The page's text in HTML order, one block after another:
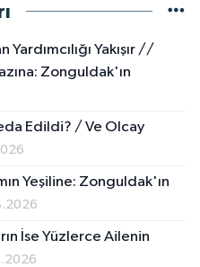
Yakışır //
Zonguldak'ın
Edildi? / Ve Olcay
Yeşiline: Zonguldak'ın
İse Yüzlerce Ailenin